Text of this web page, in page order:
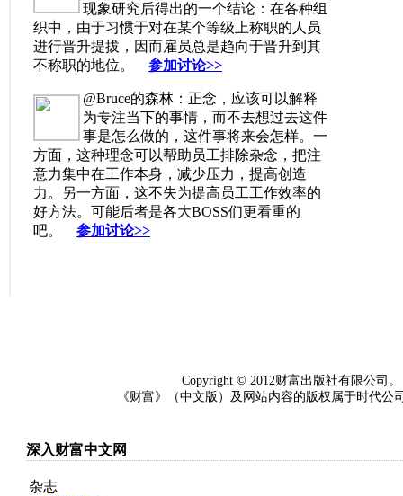
现象研究后得出的一个结论：在各种组
织中，由于习惯于对在某个等级上称职的人员
进行晋升提拔，因而雇员总是趋向于晋升到其
不称职的地位。 参加讨论>>
@Bruce的森林：正念，应该可以解释
为专注当下的事情，而不去想过去这件
事是怎么做的，这件事将来会怎样。一
方面，这种理念可以帮助员工排除杂念，把注
意力集中在工作本身，减少压力，提高创造
力。另一方面，这不失为提高员工工作效率的
好方法。可能后者是各大BOSS们更看重的
吧。 参加讨论>>
Copyright © 2012财富出版社有限公司
《财富》（中文版）及网站内容的版权属于时代
深入财富中文网
杂志